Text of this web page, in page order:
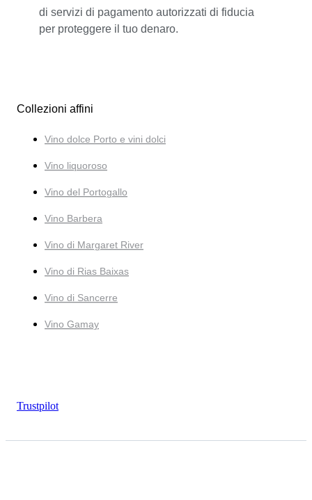
di servizi di pagamento autorizzati di fiducia
per proteggere il tuo denaro.
Collezioni affini
Vino dolce Porto e vini dolci
Vino liquoroso
Vino del Portogallo
Vino Barbera
Vino di Margaret River
Vino di Rias Baixas
Vino di Sancerre
Vino Gamay
Trustpilot